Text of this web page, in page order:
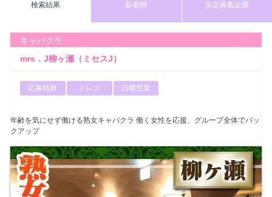
検索結果 新着順 安定募集企業
キャバクラ
mrs．J柳ヶ瀬（ミセスJ）
応募特典 ドレス 日曜営業
年齢を気にせず働ける熟女キャバクラ 働く女性を応援、グループ全体でバッ
クアップ